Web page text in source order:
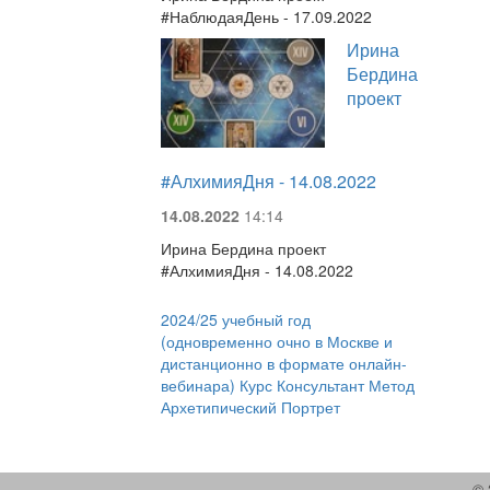
#НаблюдаяДень - 17.09.2022
Ирина
Бердина
проект
#АлхимияДня - 14.08.2022
14.08.2022 14:14
Ирина Бердина проект
#АлхимияДня - 14.08.2022
2024/25 учебный год
(одновременно очно в Москве и
дистанционно в формате онлайн-
вебинара) Курс Консультант Метод
Архетипический Портрет